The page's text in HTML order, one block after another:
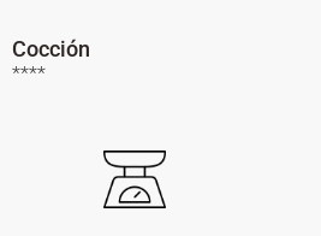
Cocción
****